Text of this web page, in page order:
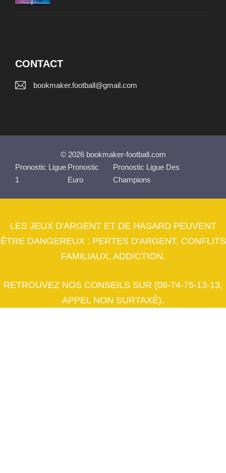
CONTACT
bookmaker.football@gmail.com
© 2026 bookmaker-football.com
Pronostic Ligue
1
Pronostic
Euro
Pronostic Ligue Des
Champions
LES JEUX D'ARGENT ET DE HASARD PEUVENT
ÊTRE DANGEREUX : PERTES D'ARGENT, CONFLITS
FAMILIAUX, ADDICTION.
RETROUVEZ NOS CONSEILS SUR (09-74-75-13-13,
APPEL NON SURTAXÉ).